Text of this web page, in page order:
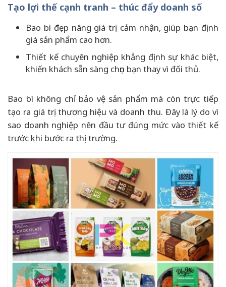
Tạo lợi thế cạnh tranh – thúc đẩy doanh số
Bao bì đẹp nâng giá trị cảm nhận, giúp bạn định
giá sản phẩm cao hơn.
Thiết kế chuyên nghiệp khẳng định sự khác biệt,
khiến khách sẵn sàng chọn bạn thay vì đối thủ.
Bao bì không chỉ bảo vệ sản phẩm mà còn trực tiếp
tạo ra giá trị thương hiệu và doanh thu. Đây là lý do vì
sao doanh nghiệp nên đầu tư đúng mức vào thiết kế
trước khi bước ra thị trường.